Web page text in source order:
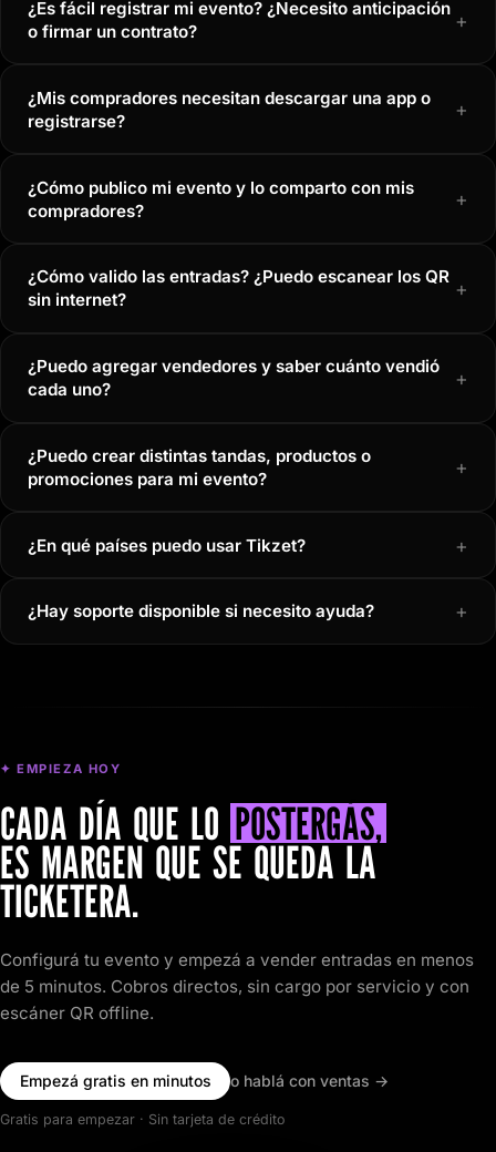
¿Es fácil registrar mi evento? ¿Necesito anticipación
o firmar un contrato?
+
¿Mis compradores necesitan descargar una app o
registrarse?
+
¿Cómo publico mi evento y lo comparto con mis
compradores?
+
¿Cómo valido las entradas? ¿Puedo escanear los QR
sin internet?
+
¿Puedo agregar vendedores y saber cuánto vendió
cada uno?
+
¿Puedo crear distintas tandas, productos o
promociones para mi evento?
+
¿En qué países puedo usar Tikzet? +
¿Hay soporte disponible si necesito ayuda? +
✦ EMPIEZA HOY
CADA DÍA QUE LO POSTERGÁS,
ES MARGEN QUE SE QUEDA LA
TICKETERA.
Configurá tu evento y empezá a vender entradas en menos
de 5 minutos. Cobros directos, sin cargo por servicio y con
escáner QR offline.
Empezá gratis en minutos o hablá con ventas →
Gratis para empezar · Sin tarjeta de crédito